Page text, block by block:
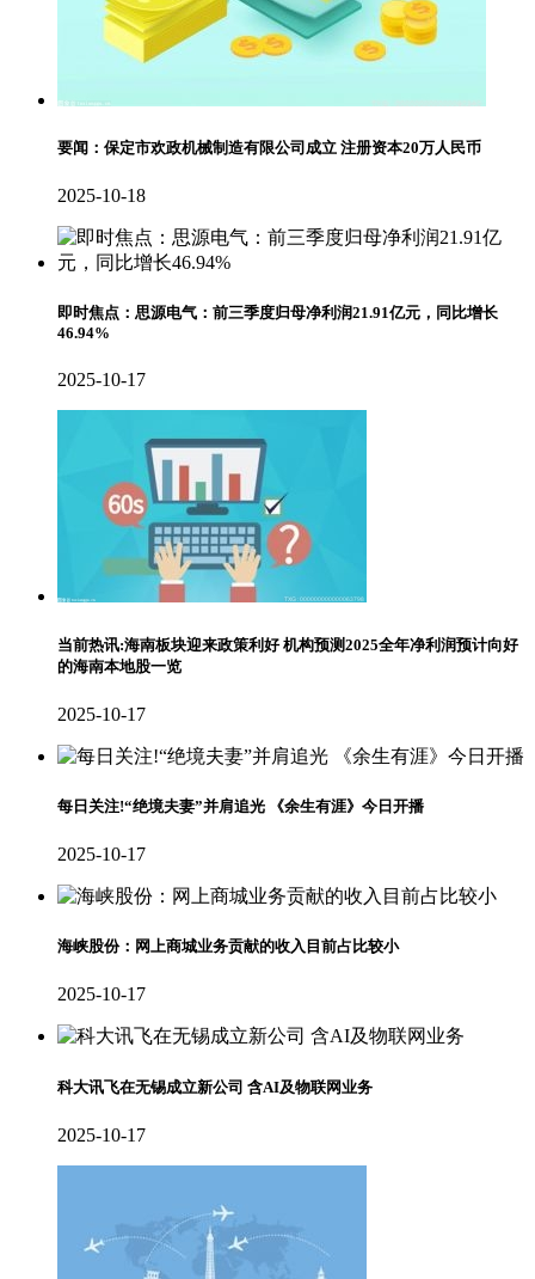
要闻：保定市欢政机械制造有限公司成立 注册资本20万人民币
2025-10-18
即时焦点：思源电气：前三季度归母净利润21.91亿元，同比增长
46.94%
2025-10-17
当前热讯:海南板块迎来政策利好 机构预测2025全年净利润预计向好
的海南本地股一览
2025-10-17
每日关注!“绝境夫妻”并肩追光 《余生有涯》今日开播
2025-10-17
海峡股份：网上商城业务贡献的收入目前占比较小
2025-10-17
科大讯飞在无锡成立新公司 含AI及物联网业务
2025-10-17